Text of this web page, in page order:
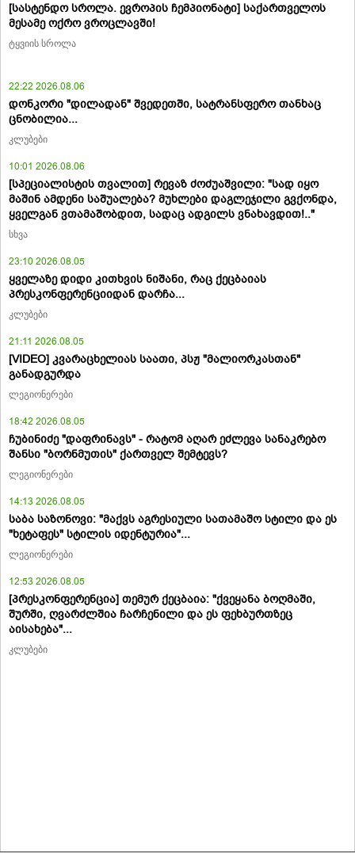
[სასტენდო სროლა. ევროპის ჩემპიონატი] საქართველოს
მესამე ოქრო ვროცლავში!
ტყვიის სროლა
22:22 2026.08.06
დონკორი "დილადან" შვედეთში, სატრანსფერო თანხაც
ცნობილია...
კლუბები
10:01 2026.08.06
[სპეციალისტის თვალით] რევაზ ძოძუაშვილი: "სად იყო
მაშინ ამდენი საშუალება? მუხლები დაგლეჯილი გვქონდა,
ყველგან ვთამაშობდით, სადაც ადგილს ვნახავდით!.."
სხვა
23:10 2026.08.05
ყველაზე დიდი კითხვის ნიშანი, რაც ქეცბაიას
პრესკონფერენციიდან დარჩა...
კლუბები
21:11 2026.08.05
[VIDEO] კვარაცხელიას საათი, პსჟ "მალიორკასთან"
განადგურდა
ლეგიონერები
18:42 2026.08.05
ჩუბინიძე "დაფრინავს" - რატომ აღარ ეძლევა სანაკრებო
შანსი "ბორნმუთის" ქართველ შემტევს?
ლეგიონერები
14:13 2026.08.05
საბა საზონოვი: "მაქვს აგრესიული სათამაშო სტილი და ეს
"ხეტაფეს" სტილის იდენტურია"...
ლეგიონერები
12:53 2026.08.05
[პრესკონფერენცია] თემურ ქეცბაია: "ქვეყანა ბოღმაში,
შურში, ღვარძლშია ჩარჩენილი და ეს ფეხბურთზეც
აისახება"...
კლუბები